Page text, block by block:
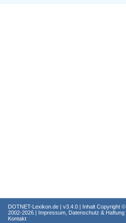
DOTNET-Lexikon.de | v3.4.0 | Inhalt Copyright ©
2002-2026 | Impressum, Datenschutz & Haftung
Kontakt